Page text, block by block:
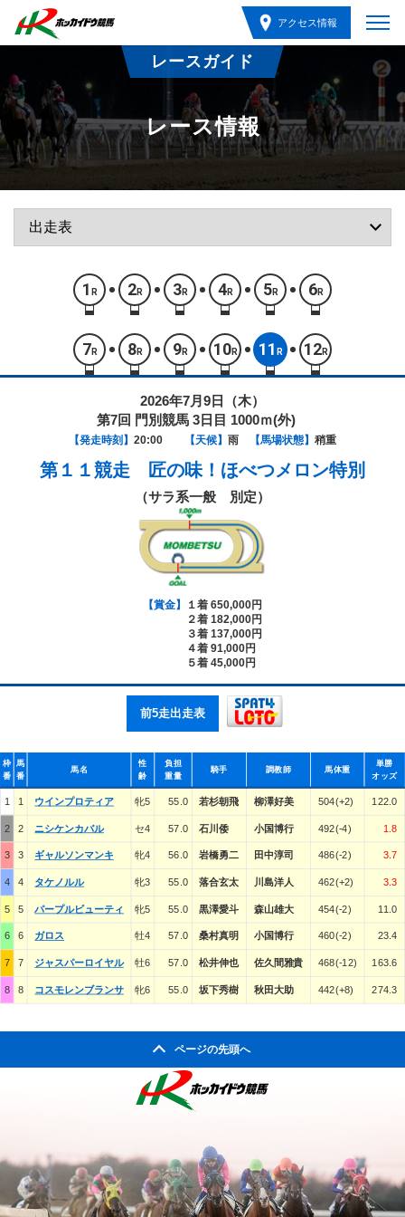
アクセス情報
レースガイド
レース情報
1 R 2R 3R 4R 5R 6R
7 R 8R 9R 10R 11 R 12R
2026年7月9日（木）
第7回 門別競馬 3日目 1000ｍ(外)
【発走時刻】 20:00 【天候】 雨 【馬場状態】 稍重
第１１競走 匠の味！ほべつメロン特別
（サラ系一般 別定）
【賞金】
１着 650,000円
２着 182,000円
３着 137,000円
４着 91,000円
５着 45,000円
前5走出走表
枠
番
馬
番
馬名
性
齢
負担
重量
騎手 調教師 馬体重
単勝
オッズ
1 1 ウインプロティア 牝5 55.0 若杉朝飛 柳澤好美 504(+2) 122.0
2 2 ニシケンカバル セ4 57.0 石川倭 小国博行 492(-4) 1.8
3 3 ギャルソンマンキ 牝4 56.0 岩橋勇二 田中淳司 486(-2) 3.7
4 4 タケノルル 牝3 55.0 落合玄太 川島洋人 462(+2) 3.3
5 5 パープルビューティ 牝5 55.0 黒澤愛斗 森山雄大 454(-2) 11.0
6 6 ガロス 牡4 57.0 桑村真明 小国博行 460(-2) 23.4
7 7 ジャスパーロイヤル 牡6 57.0 松井伸也 佐久間雅貴 468(-12) 163.6
8 8 コスモレンブランサ 牝6 55.0 坂下秀樹 秋田大助 442(+8) 274.3
ページの先頭へ